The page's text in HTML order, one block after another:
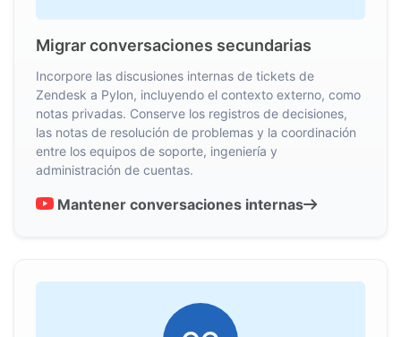
Migrar conversaciones secundarias
Incorpore las discusiones internas de tickets de
Zendesk a Pylon, incluyendo el contexto externo, como
notas privadas. Conserve los registros de decisiones,
las notas de resolución de problemas y la coordinación
entre los equipos de soporte, ingeniería y
administración de cuentas.
Mantener conversaciones internas